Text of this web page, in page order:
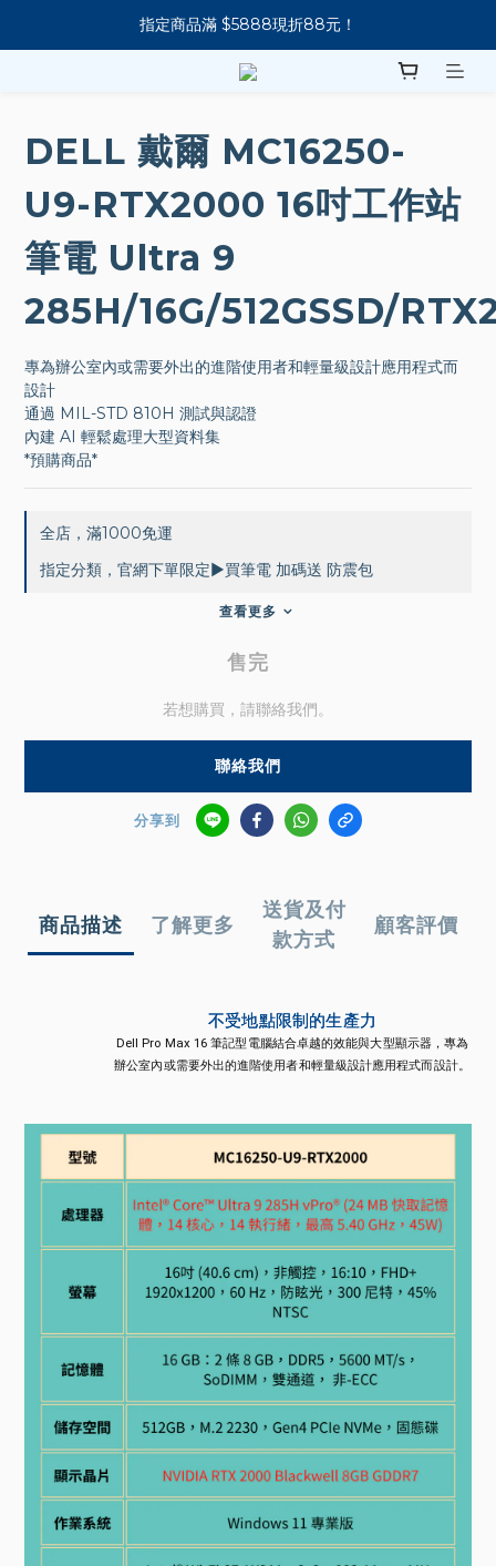
新會員下單 送 7-11 美式咖啡
指定商品滿 $5888現折88元！
新會員下單 送 7-11 美式咖啡
DELL 戴爾 MC16250-
U9-RTX2000 16吋工作站
筆電 Ultra 9
285H/16G/512GSSD/
專為辦公室內或需要外出的進階使用者和輕量級設計應用程式而
設計
通過 MIL-STD 810H 測試與認證
內建 AI 輕鬆處理大型資料集
*預購商品*
全店，滿1000免運
指定分類，官網下單限定▶買筆電 加碼送 防震包
查看更多
售完
若想購買，請聯絡我們。
聯絡我們
分享到
商品描述 了解更多
送貨及付
款方式
顧客評價
不受地點限制的生產力
Dell Pro Max 16 筆記型電腦結合卓越的效能與大型顯示器，專為
辦公室內或需要外出的進階使用者和輕量級設計應用程式而設計。